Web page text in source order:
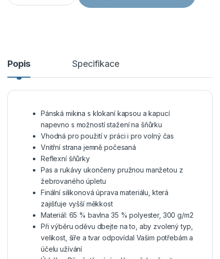
Popis Specifikace
Pánská mikina s klokaní kapsou a kapucí
napevno s možností stažení na šňůrku
Vhodná pro použití v práci i pro volný čas
Vnitřní strana jemně počesaná
Reflexní šňůrky
Pas a rukávy ukončeny pružnou manžetou z
žebrovaného úpletu
Finální silikonová úprava materiálu, která
zajišťuje vyšší měkkost
Materiál: 65 % bavlna 35 % polyester, 300 g/m2
Při výběru oděvu dbejte na to, aby zvolený typ,
velikost, šíře a tvar odpovídal Vašim potřebám a
účelu užívání